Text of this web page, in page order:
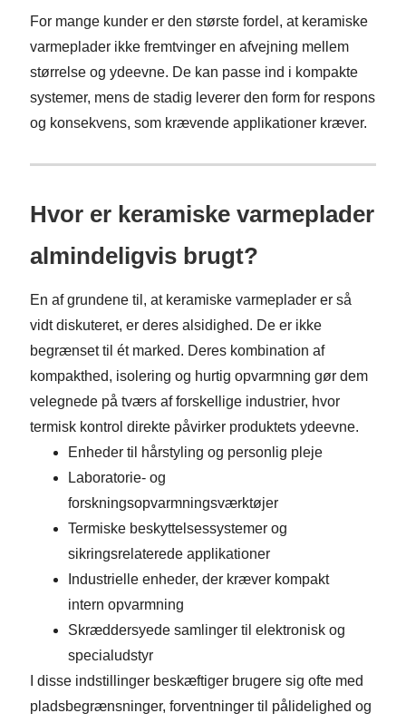
For mange kunder er den største fordel, at keramiske
varmeplader ikke fremtvinger en afvejning mellem
størrelse og ydeevne. De kan passe ind i kompakte
systemer, mens de stadig leverer den form for respons
og konsekvens, som krævende applikationer kræver.
Hvor er keramiske varmeplader
almindeligvis brugt?
En af grundene til, at keramiske varmeplader er så
vidt diskuteret, er deres alsidighed. De er ikke
begrænset til ét marked. Deres kombination af
kompakthed, isolering og hurtig opvarmning gør dem
velegnede på tværs af forskellige industrier, hvor
termisk kontrol direkte påvirker produktets ydeevne.
Enheder til hårstyling og personlig pleje
Laboratorie- og
forskningsopvarmningsværktøjer
Termiske beskyttelsessystemer og
sikringsrelaterede applikationer
Industrielle enheder, der kræver kompakt
intern opvarmning
Skræddersyede samlinger til elektronisk og
specialudstyr
I disse indstillinger beskæftiger brugere sig ofte med
pladsbegrænsninger, forventninger til pålidelighed og